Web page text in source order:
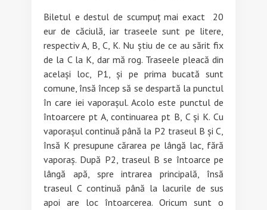
Biletul e destul de scumpuț mai exact 20
eur de căciulă, iar traseele sunt pe litere,
respectiv A, B, C, K. Nu știu de ce au sărit fix
de la C la K, dar mă rog. Traseele pleacă din
același loc, P1, și pe prima bucată sunt
comune, însă încep să se despartă la punctul
în care iei vaporașul. Acolo este punctul de
întoarcere pt A, continuarea pt B, C și K. Cu
vaporașul continuă până la P2 traseul B și C,
însă K presupune cărarea pe lângă lac, fără
vaporaș. După P2, traseul B se întoarce pe
lângă apă, spre intrarea principală, însă
traseul C continuă până la lacurile de sus
apoi are loc întoarcerea. Oricum sunt o